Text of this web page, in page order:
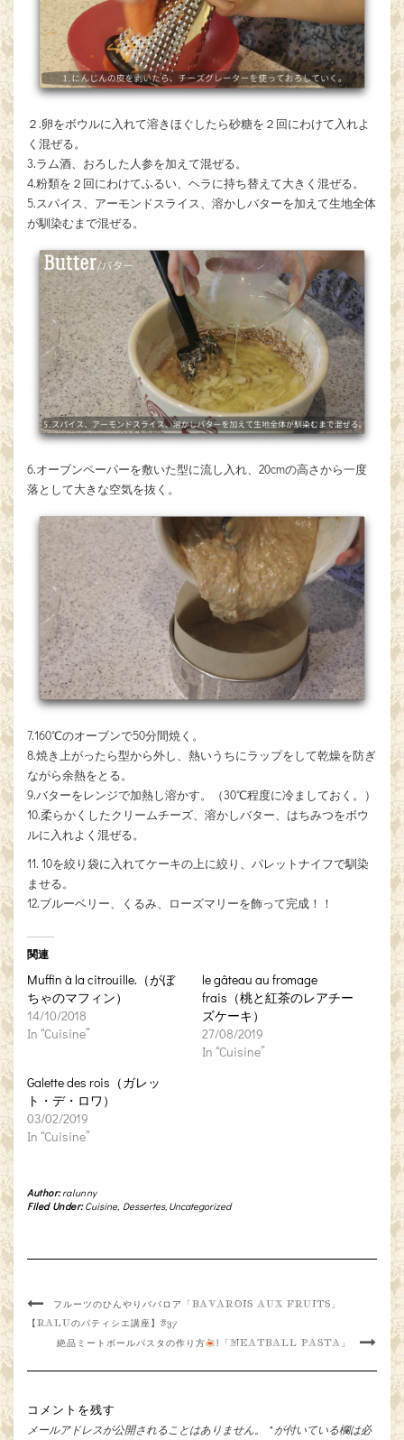
２.卵をボウルに入れて溶きほぐしたら砂糖を２回にわけて入れよ
く混ぜる。
3.ラム酒、おろした人参を加えて混ぜる。
4.粉類を２回にわけてふるい、ヘラに持ち替えて大きく混ぜる。
5.スパイス、アーモンドスライス、溶かしバターを加えて生地全体
が馴染むまで混ぜる。
6.オーブンペーパーを敷いた型に流し入れ、20cmの高さから一度
落として大きな空気を抜く。
7.160℃のオーブンで50分間焼く。
8.焼き上がったら型から外し、熱いうちにラップをして乾燥を防ぎ
ながら余熱をとる。
9.バターをレンジで加熱し溶かす。（30℃程度に冷ましておく。）
10.柔らかくしたクリームチーズ、溶かしバター、はちみつをボウ
ルに入れよく混ぜる。
11. 10を絞り袋に入れてケーキの上に絞り、パレットナイフで馴染
ませる。
12.ブルーベリー、くるみ、ローズマリーを飾って完成！！
関連
Muffin à la citrouille.（がぼ
ちゃのマフィン）
14/10/2018
In “Cuisine”
le gâteau au fromage
frais（桃と紅茶のレアチー
ズケーキ）
27/08/2019
In “Cuisine”
Galette des rois（ガレッ
ト・デ・ロワ）
03/02/2019
In “Cuisine”
Author:ralunny
Filed Under:Cuisine, Dessertes, Uncategorized
フルーツのひんやりババロア「BAVAROIS AUX FRUITS」
【RALUのパティシエ講座】#37
絶品ミートボールパスタの作り方
!「MEATBALL PASTA」
コメントを残す
メールアドレスが公開されることはありません。 *が付いている欄は必